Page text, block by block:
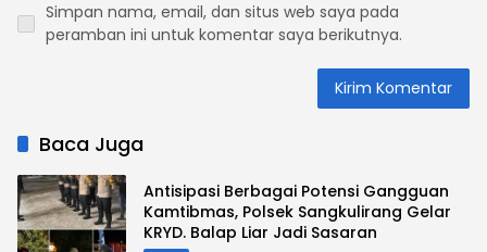
Simpan nama, email, dan situs web saya pada
peramban ini untuk komentar saya berikutnya.
Baca Juga
Antisipasi Berbagai Potensi Gangguan
Kamtibmas, Polsek Sangkulirang Gelar
KRYD. Balap Liar Jadi Sasaran